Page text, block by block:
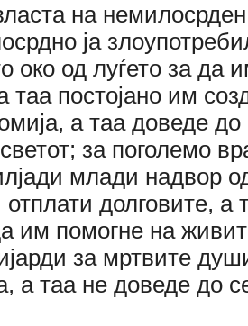
на немилосрден
ја
око од луѓето за да
таа постојано им
а таа доведе до
за поголемо
млади надвор
отплати долговите, а
им помогне на
за мртвите
а таа не доведе до